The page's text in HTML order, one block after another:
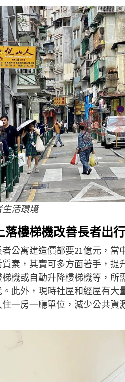
活環境
落樓梯機改善長者出行
公寓建造價都要21億元，
素，其實可多方面著手，
機或自動升降樓梯機等，所
此外，現時社屋和經屋有
一房一廳單位，減少公共資